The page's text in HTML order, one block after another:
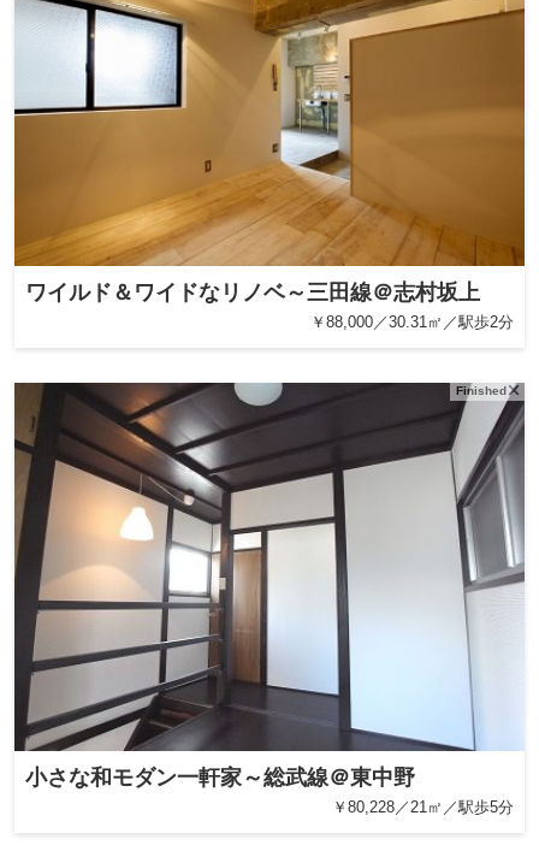
ワイルド＆ワイドなリノベ～三田線＠志村坂上
￥88,000／30.31㎡／駅歩2分
Finished
小さな和モダン一軒家～総武線＠東中野
￥80,228／21㎡／駅歩5分